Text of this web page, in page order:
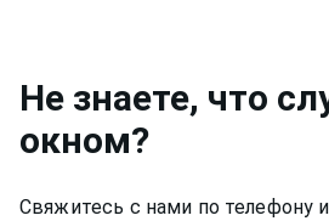
Не знаете, что
окном?
Свяжитесь с нами по телефону